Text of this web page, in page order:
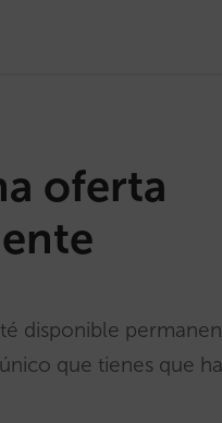
oferta
disponible
que tienes que